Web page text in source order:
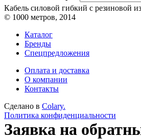
Кабель силовой гибкий с резиновой
© 1000 метров, 2014
Каталог
Бренды
Спецпредложения
Оплата и доставка
О компании
Контакты
Сделано в Colary.
Политика конфиденциальности
Заявка на